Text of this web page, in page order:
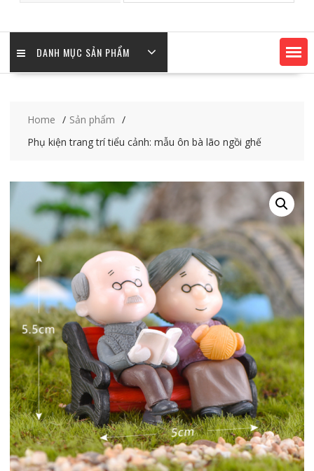
DANH MỤC SẢN PHẨM
Home
Sản phẩm
Phụ kiện trang trí tiểu cảnh: mẫu ôn bà lão ngồi ghế